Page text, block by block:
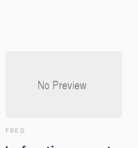
FRED